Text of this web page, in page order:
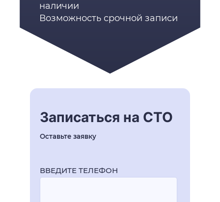
наличии
Возможность срочной записи
Записаться на СТО
Оставьте заявку
ВВЕДИТЕ ТЕЛЕФОН